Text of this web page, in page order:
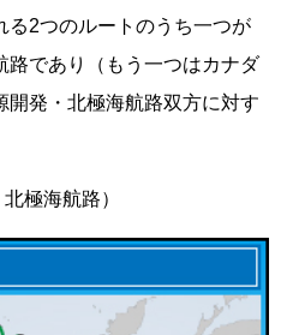
る2つのルートのうち一つが
路であり（もう一つはカナダ
開発・北極海航路双方に対す
北極海航路）